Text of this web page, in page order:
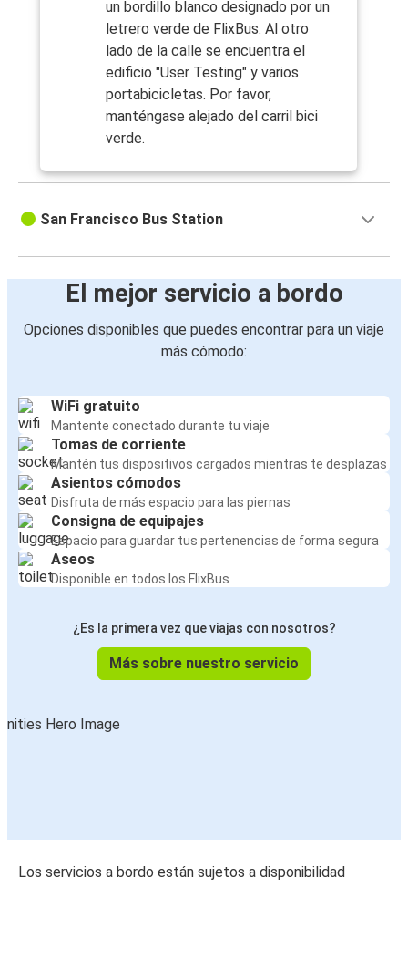
un bordillo blanco designado por un
letrero verde de FlixBus. Al otro
lado de la calle se encuentra el
edificio "User Testing" y varios
portabicicletas. Por favor,
manténgase alejado del carril bici
verde.
San Francisco Bus Station
El mejor servicio a bordo
Opciones disponibles que puedes encontrar para un viaje
más cómodo:
WiFi gratuito
Mantente conectado durante tu viaje
Tomas de corriente
Mantén tus dispositivos cargados mientras te desplazas
Asientos cómodos
Disfruta de más espacio para las piernas
Consigna de equipajes
Espacio para guardar tus pertenencias de forma segura
Aseos
Disponible en todos los FlixBus
¿Es la primera vez que viajas con nosotros?
Más sobre nuestro servicio
Los servicios a bordo están sujetos a disponibilidad